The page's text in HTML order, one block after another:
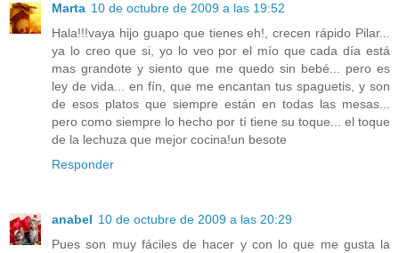
Marta 10 de octubre de 2009 a las 19:52
Hala!!!vaya hijo guapo que tienes eh!, crecen rápido Pilar...
ya lo creo que si, yo lo veo por el mío que cada día está
mas grandote y siento que me quedo sin bebé... pero es
ley de vida... en fín, que me encantan tus spaguetis, y son
de esos platos que siempre están en todas las mesas...
pero como siempre lo hecho por tí tiene su toque... el toque
de la lechuza que mejor cocina!un besote
Responder
anabel 10 de octubre de 2009 a las 20:29
Pues son muy fáciles de hacer y con lo que me gusta la